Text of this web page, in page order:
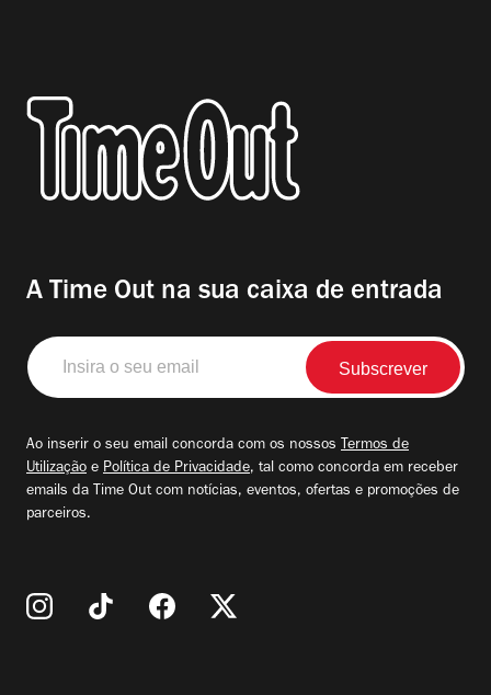
A Time Out na sua caixa de entrada
Insira
o
seu
Ao inserir o seu email concorda com os nossos Termos de
Utilização e Política de Privacidade, tal como concorda em receber
emails da Time Out com notícias, eventos, ofertas e promoções de
parceiros.